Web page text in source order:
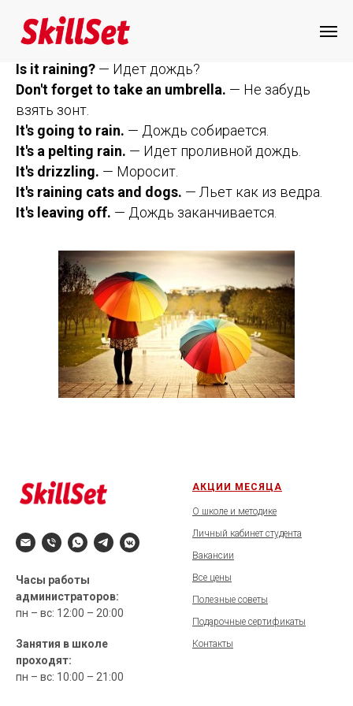
О погоде: дождь
Is it raining? — Идет дождь?
Don't forget to take an umbrella. — Не забудь
взять зонт.
It's going to rain. — Дождь собирается.
It's a pelting rain. — Идет проливной дождь.
It's drizzling. — Моросит.
It's raining cats and dogs. — Льет как из ведра.
It's leaving off. — Дождь заканчивается.
Часы работы
администраторов:
пн – вс: 12:00 – 20:00
Занятия в школе
проходят:
пн – вс: 10:00 – 21:00
АКЦИИ МЕСЯЦА
О школе и методике
Личный кабинет студента
Вакансии
Все цены
Полезные советы
Подарочные сертификаты
Контакты